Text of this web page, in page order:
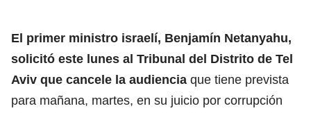
El primer ministro israelí, Benjamín Netanyahu,
solicitó este lunes al Tribunal del Distrito de Tel
Aviv que cancele la audiencia que tiene prevista
para mañana, martes, en su juicio por corrupción